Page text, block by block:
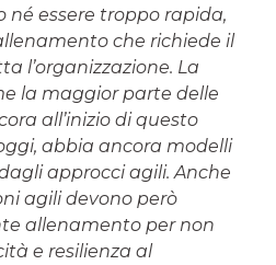
né essere troppo rapida,
che richiede il
l’organizzazione. La
la maggior parte delle
all’inizio di questo
abbia ancora modelli
approcci agili. Anche
agili devono però
allenamento per non
e resilienza al